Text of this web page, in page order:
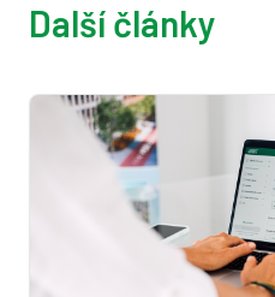
Další články